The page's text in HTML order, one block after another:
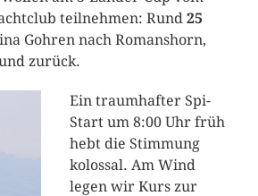
teilnehmen: Rund 25
Gohren nach Romanshorn,
zurück.
Ein traumhafter Spi-
Start um 8:00 Uhr früh
hebt die Stimmung
kolossal. Am Wind
legen wir Kurs zur